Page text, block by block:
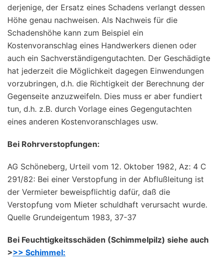
derjenige, der Ersatz eines Schadens verlangt dessen
Höhe genau nachweisen. Als Nachweis für die
Schadenshöhe kann zum Beispiel ein
Kostenvoranschlag eines Handwerkers dienen oder
auch ein Sachverständigengutachten. Der Geschädigte
hat jederzeit die Möglichkeit dagegen Einwendungen
vorzubringen, d.h. die Richtigkeit der Berechnung der
Gegenseite anzuzweifeln. Dies muss er aber fundiert
tun, d.h. z.B. durch Vorlage eines Gegengutachten
eines anderen Kostenvoranschlages usw.
Bei Rohrverstopfungen:
AG Schöneberg, Urteil vom 12. Oktober 1982, Az: 4 C
291/82: Bei einer Verstopfung in der Abflußleitung ist
der Vermieter beweispflichtig dafür, daß die
Verstopfung vom Mieter schuldhaft verursacht wurde.
Quelle Grundeigentum 1983, 37-37
Bei Feuchtigkeitsschäden (Schimmelpilz) siehe auch
>>> Schimmel: